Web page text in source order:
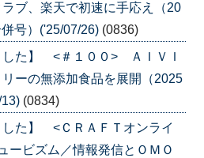
ラブ、楽天で初速に手応え（20
号）('25/07/26) (0836)
した】 <＃１００> ＡＩＶＩ
ーの無添加食品を展開（2025
(0834)
た】 <ＣＲＡＦＴオンライ
ビズム／情報発信とＯＭＯ